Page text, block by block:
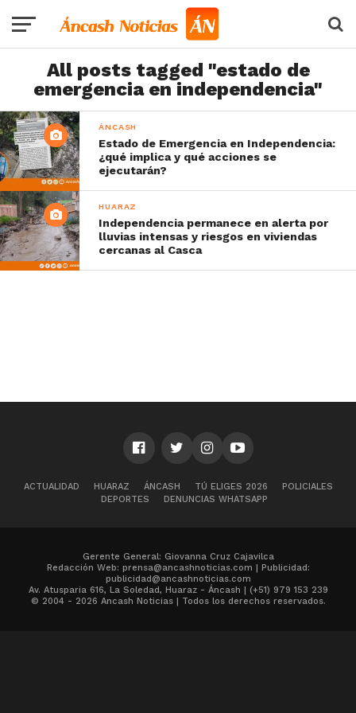
All posts tagged "estado de
emergencia en independencia"
ÁNCASH
Estado de Emergencia en Independencia:
¿qué implica y qué acciones se
ejecutarán?
HUARAZ
Independencia permanece en alerta por
lluvias intensas y riesgos en viviendas
cercanas al Casca
ACTUALIDAD HUARAZ ÁNCASH TÚ ELIGES 2026
POLICIALES
DEPORTES
DENUNCIAS WHATSAPP
Gerente General: Giovanna Cruz Cajavilca
Redacción Web: prensa@ancashnoticias.com | Publicidad:
publicidad@ancashnoticias.com
Av. Atusparia 616, La Soledad, Huaraz - Áncash | (+51) 979 153 239
© 2004 - 2026 Ancash Noticias | Todos los derechos reservados.